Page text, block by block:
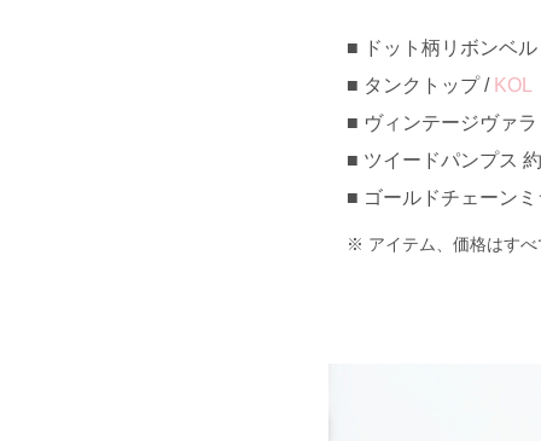
ドット柄リボンベ
タンクトップ / KOL
ヴィンテージヴァ
ツイードパンプス
ゴールドチェーン
アイテム、価格はす